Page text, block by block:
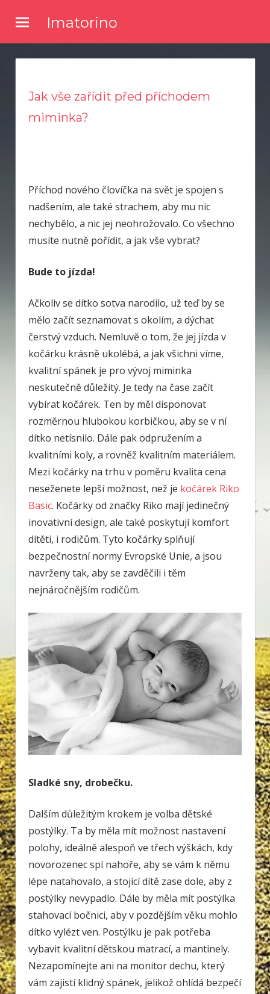
content
Imatorino
Jak vše zařídit před příchodem
miminka?
Příchod nového človíčka na svět je spojen s
nadšením, ale také strachem, aby mu nic
nechybělo, a nic jej neohrožovalo. Co všechno
musíte nutně pořídit, a jak vše vybrat?
Bude to jízda!
Ačkoliv se dítko sotva narodilo, už teď by se
mělo začít seznamovat s okolím, a dýchat
čerstvý vzduch. Nemluvě o tom, že jej jízda v
kočárku krásně ukolébá, a jak všichni víme,
kvalitní spánek je pro vývoj miminka
neskutečně důležitý. Je tedy na čase začít
vybírat kočárek. Ten by měl disponovat
rozměrnou hlubokou korbičkou, aby se v ní
dítko netísnilo. Dále pak odpružením a
kvalitními koly, a rovněž kvalitním materiálem.
Mezi kočárky na trhu v poměru kvalita cena
neseženete lepší možnost, než je kočárek Riko
Basic. Kočárky od značky Riko mají jedinečný
inovativní design, ale také poskytují komfort
dítěti, i rodičům. Tyto kočárky splňují
bezpečnostní normy Evropské Unie, a jsou
navrženy tak, aby se zavděčili i těm
nejnáročnějším rodičům.
Sladké sny, drobečku.
Dalším důležitým krokem je volba dětské
postýlky. Ta by měla mít možnost nastavení
polohy, ideálně alespoň ve třech výškách, kdy
novorozenec spí nahoře, aby se vám k němu
lépe natahovalo, a stojící dítě zase dole, aby z
postýlky nevypadlo. Dále by měla mít postýlka
stahovací bočnici, aby v pozdějším věku mohlo
dítko vylézt ven. Postýlku je pak potřeba
vybavit kvalitní dětskou matrací, a mantinely.
Nezapomínejte ani na monitor dechu, který
vám zajistí klidný spánek, jelikož ohlídá bezpečí